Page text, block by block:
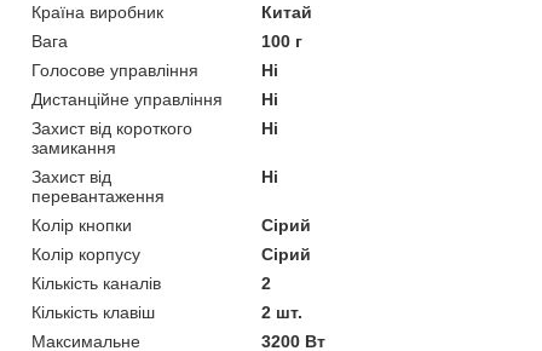
Країна виробник
Китай
Вага
100 г
Голосове управління
Ні
Дистанційне управління
Ні
Захист від короткого
замикання
Ні
Захист від
перевантаження
Ні
Колір кнопки
Сірий
Колір корпусу
Сірий
Кількість каналів
2
Кількість клавіш
2 шт.
Максимальне
3200 Вт